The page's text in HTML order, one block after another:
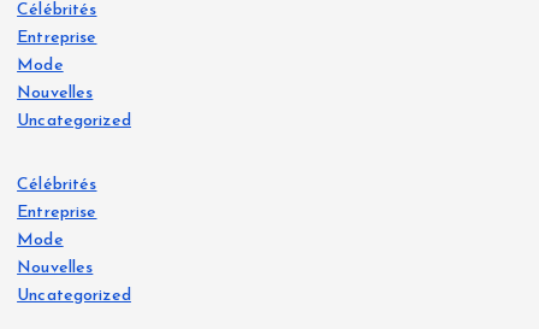
Célébrités
Entreprise
Mode
Nouvelles
Uncategorized
Célébrités
Entreprise
Mode
Nouvelles
Uncategorized